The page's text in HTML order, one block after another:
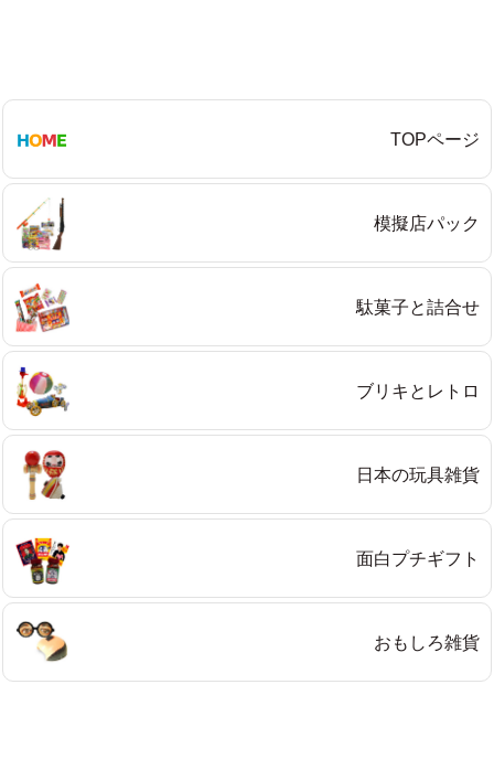
プライバシーポリシーをご確認ください。
プライバシーポリシーを確認しました。
TOPページ
模擬店パック
駄菓子と詰合せ
ブリキとレトロ
日本の玩具雑貨
面白プチギフト
おもしろ雑貨